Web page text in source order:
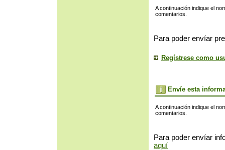
A continuación indique el
comentarios.
Para poder envíar
Regístrese como
Envíe esta
A continuación indique el
comentarios.
Para poder envíar
aquí